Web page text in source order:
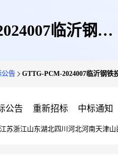
临沂钢铁
公告 GTTG-PCM-2024007临沂钢铁
公告 重新招标 中标通知
江苏浙江山东湖北四川 河北河南天津山